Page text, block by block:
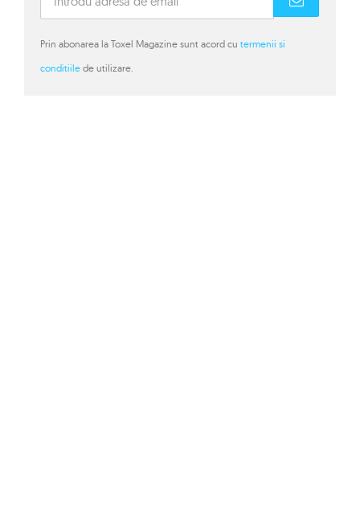
Prin abonarea la Toxel Magazine sunt acord cu termenii si
conditiile de utilizare.